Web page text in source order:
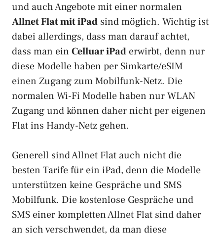
und auch Angebote mit einer normalen
Allnet Flat mit iPad sind möglich. Wichtig ist
dabei allerdings, dass man darauf achtet,
dass man ein Celluar iPad erwirbt, denn nur
diese Modelle haben per Simkarte/eSIM
einen Zugang zum Mobilfunk-Netz. Die
normalen Wi-Fi Modelle haben nur WLAN
Zugang und können daher nicht per eigenen
Flat ins Handy-Netz gehen.
Generell sind Allnet Flat auch nicht die
besten Tarife für ein iPad, denn die Modelle
unterstützen keine Gespräche und SMS
Mobilfunk. Die kostenlose Gespräche und
SMS einer kompletten Allnet Flat sind daher
an sich verschwendet, da man diese